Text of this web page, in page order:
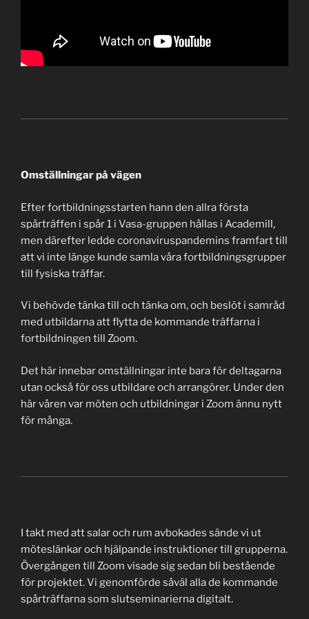
Omställningar på vägen
Efter fortbildningsstarten hann den allra första
spårträffen i spår 1 i Vasa-gruppen hållas i Academill,
men därefter ledde coronaviruspandemins framfart till
att vi inte länge kunde samla våra fortbildningsgrupper
till fysiska träffar.
Vi behövde tänka till och tänka om, och beslöt i samråd
med utbildarna att flytta de kommande träffarna i
fortbildningen till Zoom.
Det här innebar omställningar inte bara för deltagarna
utan också för oss utbildare och arrangörer. Under den
här våren var möten och utbildningar i Zoom ännu nytt
för många.
I takt med att salar och rum avbokades sände vi ut
möteslänkar och hjälpande instruktioner till grupperna.
Övergången till Zoom visade sig sedan bli bestående
för projektet. Vi genomförde såväl alla de kommande
spårträffarna som slutseminarierna digitalt.